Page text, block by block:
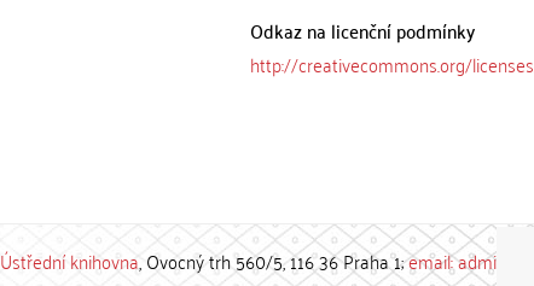
Odkaz na licenční podmínky
http://creativecommons.org/
Ústřední knihovna, Ovocný trh 560/5, 116 36 Praha 1;email: admin-